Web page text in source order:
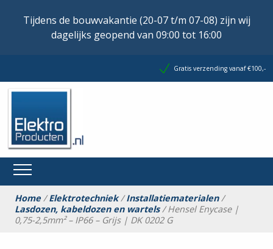
Tijdens de bouwvakantie (20-07 t/m 07-08) zijn wij
dagelijks geopend van 09:00 tot 16:00
Gratis verzending vanaf €100,-
Home/Elektrotechniek/Installatiematerialen/
Lasdozen, kabeldozen en wartels/ Hensel Enycase |
0,75-2,5mm² – IP66 – Grijs | DK 0202 G